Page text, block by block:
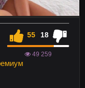
55 18
49 259